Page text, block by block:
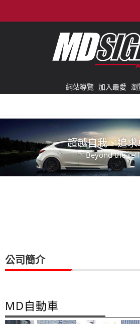
網站導覽 加入最愛 瀏
超越自我、追
Beyond the self
公司簡介
MD自動車